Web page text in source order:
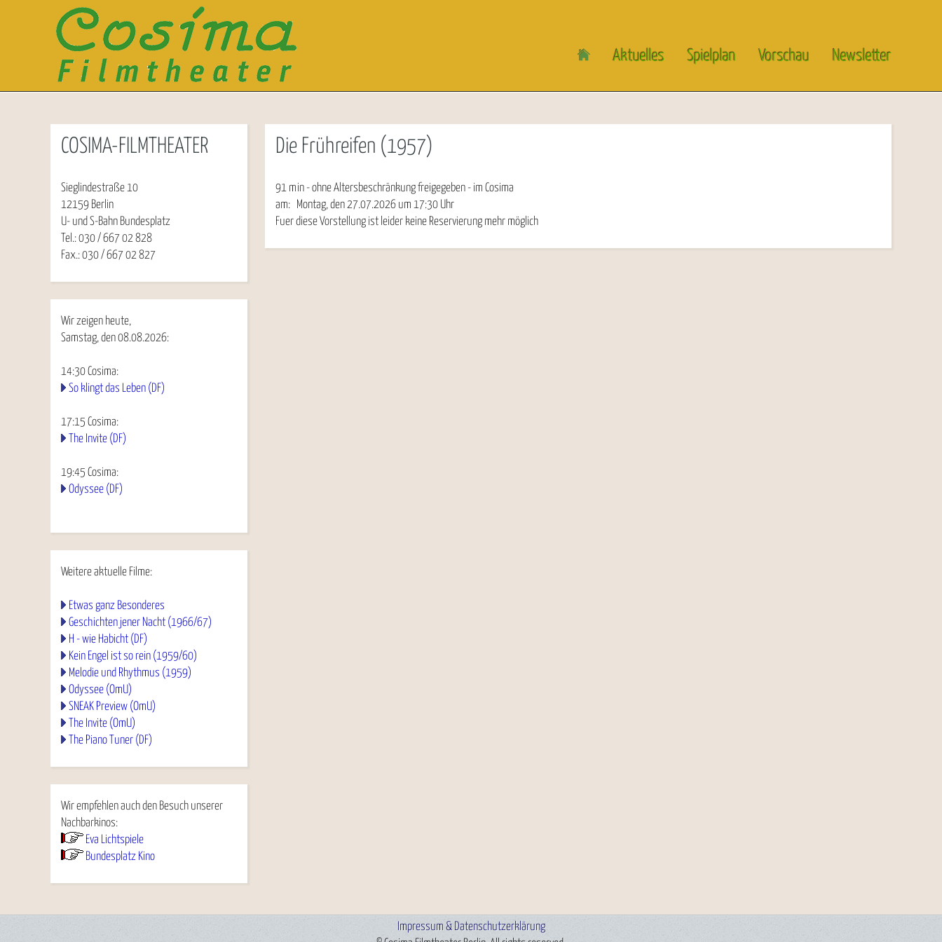
Aktuelles Spielplan Vorschau Newsletter
COSIMA-FILMTHEATER
Sieglindestraße 10
12159 Berlin
U- und S-Bahn Bundesplatz
Tel.: 030 / 667 02 828
Fax.: 030 / 667 02 827
Wir zeigen heute,
Samstag, den 08.08.2026:
14:30Cosima:
So klingt das Leben (DF)
17:15 Cosima:
The Invite (DF)
19:45 Cosima:
Odyssee (DF)
Weitere aktuelle Filme:
Etwas ganz Besonderes
Geschichten jener Nacht (1966/67)
H - wie Habicht (DF)
Kein Engel ist so rein (1959/60)
Melodie und Rhythmus (1959)
Odyssee (OmU)
SNEAK Preview (OmU)
The Invite (OmU)
The Piano Tuner (DF)
Wir empfehlen auch den Besuch unserer
Nachbarkinos:
Eva Lichtspiele
Bundesplatz Kino
Die Frühreifen (1957)
91 min - ohne Altersbeschränkung freigegeben - im Cosima
am: Montag, den 27.07.2026 um17:30 Uhr
Fuer diese Vorstellung ist leider keine Reservierung mehr möglich
Impressum & Datenschutzerklärung